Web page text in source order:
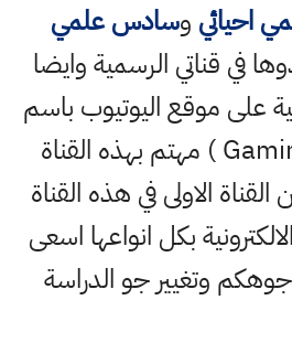
احيائي وسادس علمي
في قناتي الرسمية وايضا
على موقع اليوتيوب باسم
( احمد مهدي Gaming ) مهتم بهذه القناة
الاولى في هذه القناة
بكل انواعها اسعى
وتغيير جو الدراسة